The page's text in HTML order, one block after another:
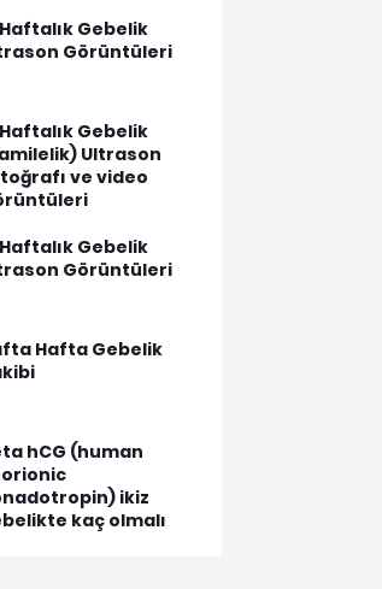
Haftalık Gebelik
Görüntüleri
Haftalık Gebelik
Ultrason
ve video
Haftalık Gebelik
Görüntüleri
Hafta Gebelik
hCG (human
ikiz
kaç olmalı